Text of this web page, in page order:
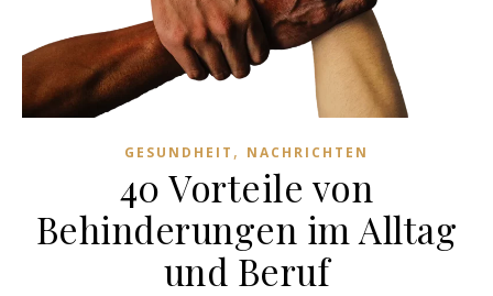
GESUNDHEIT , NACHRICHTEN
40 Vorteile von
Behinderungen im Alltag
und Beruf